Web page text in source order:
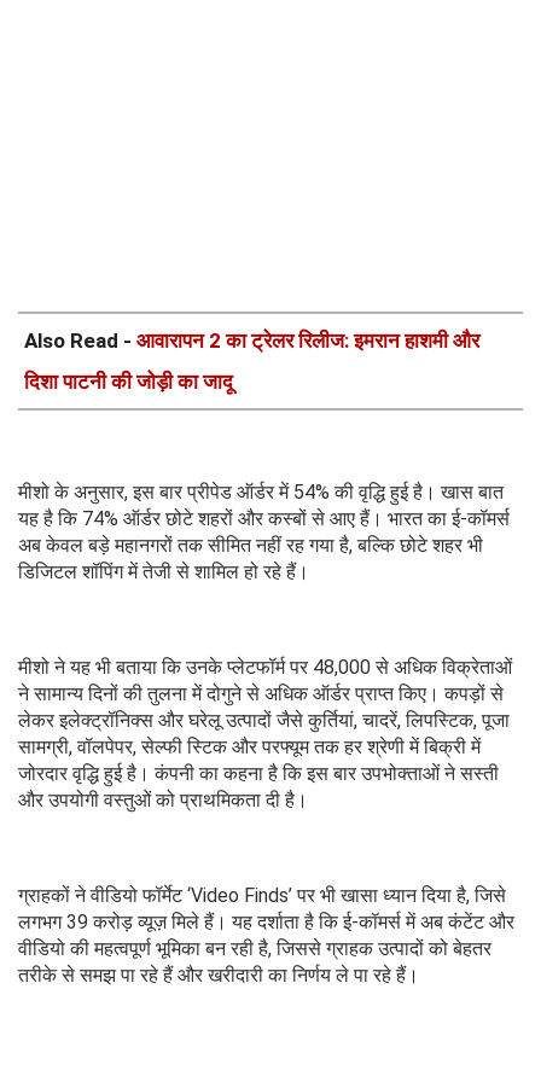
Also Read - आवारापन 2 का ट्रेलर रिलीज: इमरान हाशमी और
दिशा पाटनी की जोड़ी का जादू
मीशो के अनुसार, इस बार प्रीपेड ऑर्डर में 54% की वृद्धि हुई है। खास बात
यह है कि 74% ऑर्डर छोटे शहरों और कस्बों से आए हैं। भारत का ई-कॉमर्स
अब केवल बड़े महानगरों तक सीमित नहीं रह गया है, बल्कि छोटे शहर भी
डिजिटल शॉपिंग में तेजी से शामिल हो रहे हैं।
मीशो ने यह भी बताया कि उनके प्लेटफॉर्म पर 48,000 से अधिक विक्रेताओं
ने सामान्य दिनों की तुलना में दोगुने से अधिक ऑर्डर प्राप्त किए। कपड़ों से
लेकर इलेक्ट्रॉनिक्स और घरेलू उत्पादों जैसे कुर्तियां, चादरें, लिपस्टिक, पूजा
सामग्री, वॉलपेपर, सेल्फी स्टिक और परफ्यूम तक हर श्रेणी में बिक्री में
जोरदार वृद्धि हुई है। कंपनी का कहना है कि इस बार उपभोक्ताओं ने सस्ती
और उपयोगी वस्तुओं को प्राथमिकता दी है।
ग्राहकों ने वीडियो फॉर्मेट ‘Video Finds’ पर भी खासा ध्यान दिया है, जिसे
लगभग 39 करोड़ व्यूज़ मिले हैं। यह दर्शाता है कि ई-कॉमर्स में अब कंटेंट और
वीडियो की महत्वपूर्ण भूमिका बन रही है, जिससे ग्राहक उत्पादों को बेहतर
तरीके से समझ पा रहे हैं और खरीदारी का निर्णय ले पा रहे हैं।